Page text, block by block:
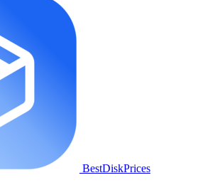
BestDiskPrices